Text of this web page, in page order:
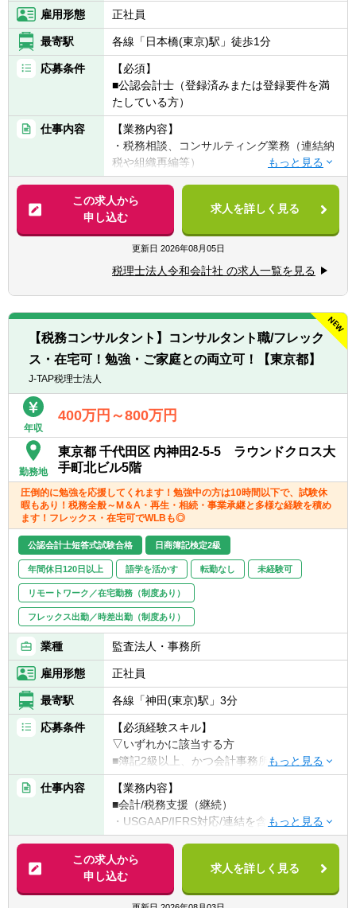
に制約があるわけではありません）
雇用形態 正社員
最寄駅 各線「日本橋(東京)駅」徒歩1分
応募条件
【必須】
■公認会計士（登録済みまたは登録要件を満
たしている方）
仕事内容
【業務内容】
・税務相談、コンサルティング業務（連結納
税や組織再編等）
・税金計算
・各種税務申告書作成
・年末調整、確定申告業務
・法人設立に関する手続き及び届出
・M＆A業務（税務DD等）
様々な企業の税務業務を通し幅広い経験が積
めます。
※税務関連の業務100％となります。
【同社で働くポイント】
・大手・上場企業の税務を経験することがで
きます。
て携わることができます。
この求人から
申し込む
求人を詳しく見る
更新日 2026年08月05日
税理士法人令和会計社 の求人一覧を見る
【税務コンサルタント】コンサルタント職/フレック
ス・在宅可！勉強・ご家庭との両立可！【東京都】
J-TAP税理士法人
年収
400万円～800万円
勤務地
東京都 千代田区 内神田2-5-5 ラウンドクロス大
手町北ビル5階
圧倒的に勉強を応援してくれます！勉強中の方は10時間以下で、試験休
暇もあり！税務全般～M＆A・再生・相続・事業承継と多様な経験を積め
ます！フレックス・在宅可でWLBも◎
公認会計士短答式試験合格 日商簿記検定2級
年間休日120日以上 語学を活かす 転勤なし 未経験可
リモートワーク／在宅勤務（制度あり）
フレックス出勤／時差出勤（制度あり）
業種 監査法人・事務所
雇用形態 正社員
最寄駅 各線「神田(東京)駅」3分
応募条件
【必須経験スキル】
▽いずれかに該当する方
■簿記2級以上、かつ会計事務所or経理実務経
験2年以上（法人税申告書作成経験必須）
■税理士試験の簿財2科目合格者以上（+法人
or消費or相続1科目合格者歓迎）or 公認会計
士or 公認会計士試験短答合格者（実務経験な
しでも歓迎）
【求める人材】
■ 謙虚さと素直さがある方（コミュニケーシ
仕事内容
【業務内容】
■会計/税務支援（継続）
・USGAAP/IFRS対応/連結を含む決算業務
・各種任意/法定監査
・税務顧問（税務相談）
・法人税/消費税/償却資産税の申告代行
・入出金、記帳、給与計算等事務代行
・資産税（相続対策）コンサルティング
この求人から
申し込む
求人を詳しく見る